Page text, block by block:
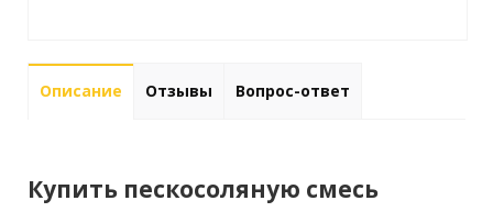
Описание Отзывы Вопрос-ответ
Купить пескосоляную смесь